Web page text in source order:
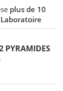
plus de 10
Laboratoire
PYRAMIDES